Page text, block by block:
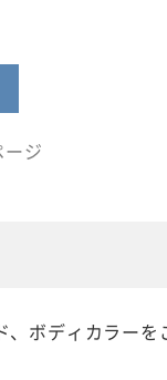
ジ
ボディカラー